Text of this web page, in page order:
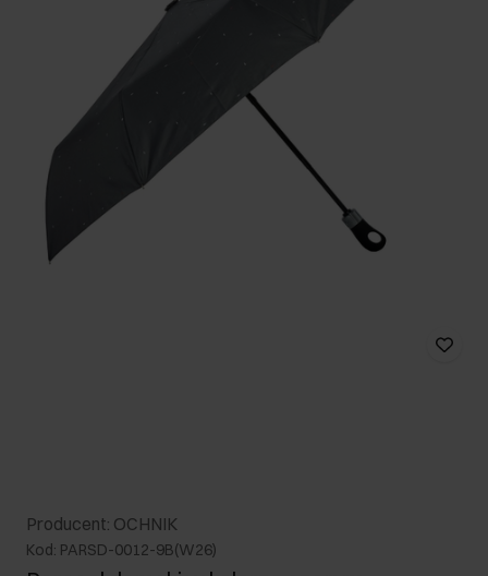
Producent: OCHNIK
Kod: PARSD-0012-9B(W26)